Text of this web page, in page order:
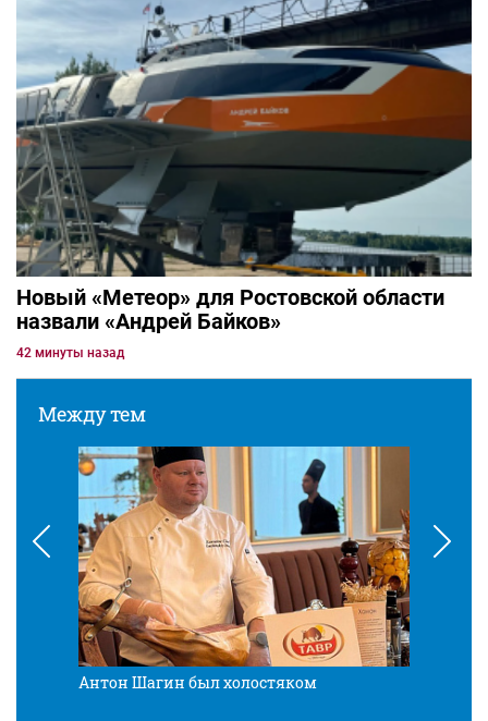
Новый «Метеор» для Ростовской области
назвали «Андрей Байков»
42 минуты назад
Между тем
Антон Шагин был холостяком